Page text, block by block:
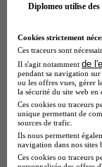
Lycée GT
Voir
Diplomeo utilise des
Cookies strictement
Ces traceurs sont
Il s'agit notamment de
pendant sa navigation
ou les offres vues, gérer
la sécurité du site web en
Ces cookies ou traceurs
unique permettant de
sources de trafic.
Ils nous permettent
navigation dans nos sites
Ces cookies ou traceurs